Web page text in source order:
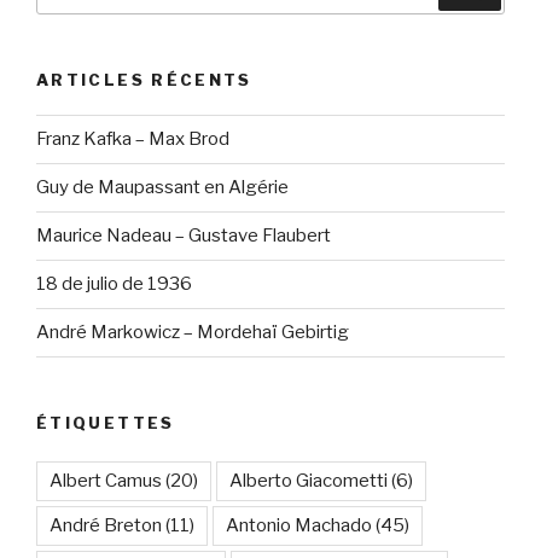
ARTICLES RÉCENTS
Franz Kafka – Max Brod
Guy de Maupassant en Algérie
Maurice Nadeau – Gustave Flaubert
18 de julio de 1936
André Markowicz – Mordehaï Gebirtig
ÉTIQUETTES
Albert Camus (20) Alberto Giacometti (6)
André Breton (11) Antonio Machado (45)